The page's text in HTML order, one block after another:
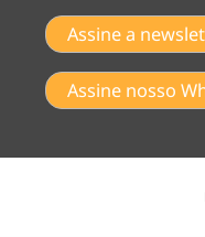
Assine a
Assine nosso